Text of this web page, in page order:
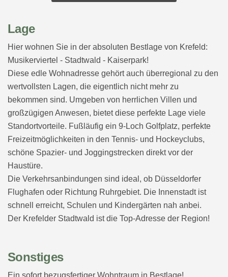
Lage
Hier wohnen Sie in der absoluten Bestlage von Krefeld:
Musikerviertel - Stadtwald - Kaiserpark!
Diese edle Wohnadresse gehört auch überregional zu den
wertvollsten Lagen, die eigentlich nicht mehr zu
bekommen sind. Umgeben von herrlichen Villen und
großzügigen Anwesen, bietet diese perfekte Lage viele
Standortvorteile. Fußläufig ein 9-Loch Golfplatz, perfekte
Freizeitmöglichkeiten in den Tennis- und Hockeyclubs,
schöne Spazier- und Joggingstrecken direkt vor der
Haustüre.
Die Verkehrsanbindungen sind ideal, ob Düsseldorfer
Flughafen oder Richtung Ruhrgebiet. Die Innenstadt ist
schnell erreicht, Schulen und Kindergärten nah anbei.
Der Krefelder Stadtwald ist die Top-Adresse der Region!
Sonstiges
Ein sofort bezugsfertiger Wohntraum in Bestlage!